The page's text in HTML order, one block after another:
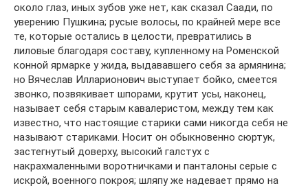
около глаз, иных зубов уже нет, как сказал Саади, по
уверению Пушкина; русые волосы, по крайней мере все
те, которые остались в целости, превратились в
лиловые благодаря составу, купленному на Роменской
конной ярмарке у жида, выдававшего себя за армянина;
но Вячеслав Илларионович выступает бойко, смеется
звонко, позвякивает шпорами, крутит усы, наконец,
называет себя старым кавалеристом, между тем как
известно, что настоящие старики сами никогда себя не
называют стариками. Носит он обыкновенно сюртук,
застегнутый доверху, высокий галстух с
накрахмаленными воротничками и панталоны серые с
искрой, военного покроя; шляпу же надевает прямо на